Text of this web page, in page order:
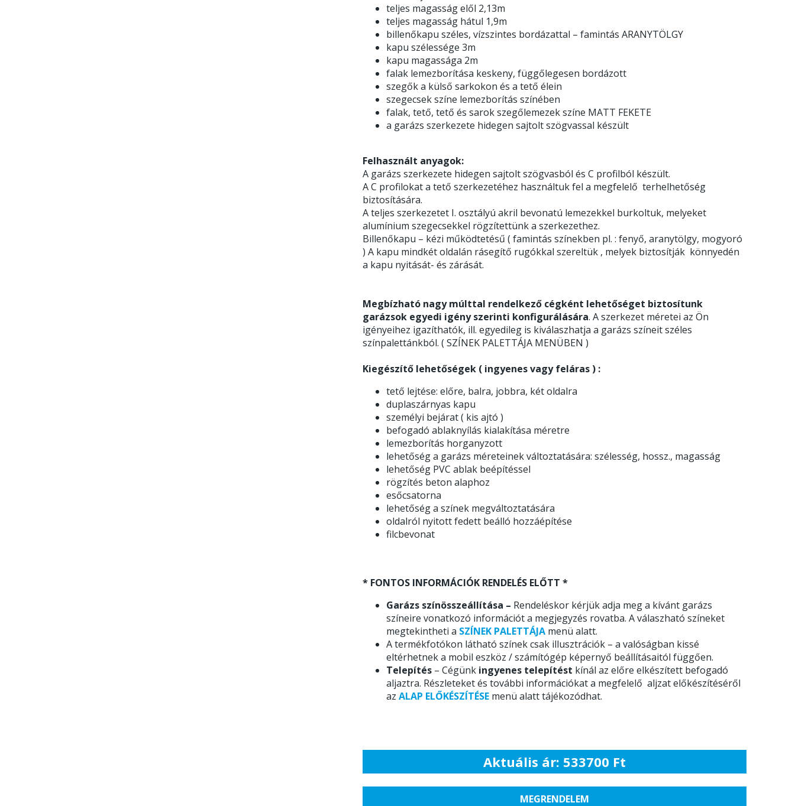
teljes magasság elől 2,13m
teljes magasság hátul 1,9m
billenőkapu széles, vízszintes bordázattal – famintás ARANYTÖLGY
kapu szélessége 3m
kapu magassága 2m
falak lemezborítása keskeny, függőlegesen bordázott
szegők a külső sarkokon és a tető élein
szegecsek színe lemezborítás színében
falak, tető, tető és sarok szegőlemezek színe MATT FEKETE
a garázs szerkezete hidegen sajtolt szögvassal készült
Felhasznált anyagok:
A garázs szerkezete hidegen sajtolt szögvasból és C profilból készült.
A C profilokat a tető szerkezetéhez használtuk fel a megfelelő terhelhetőség
biztosítására.
A teljes szerkezetet I. osztályú akril bevonatú lemezekkel burkoltuk, melyeket
alumínium szegecsekkel rögzítettünk a szerkezethez.
Billenőkapu – kézi működtetésű ( famintás színekben pl. : fenyő, aranytölgy, mogyoró
) A kapu mindkét oldalán rásegítő rugókkal szereltük , melyek biztosítják könnyedén
a kapu nyitását- és zárását.
Megbízható nagy múlttal rendelkező cégként lehetőséget biztosítunk
garázsok egyedi igény szerinti konfigurálására. A szerkezet méretei az Ön
igényeihez igazíthatók, ill. egyedileg is kiválaszhatja a garázs színeit széles
színpalettánkból. ( SZÍNEK PALETTÁJA MENÜBEN )
Kiegészítő lehetőségek ( ingyenes vagy feláras ) :
tető lejtése: előre, balra, jobbra, két oldalra
duplaszárnyas kapu
személyi bejárat ( kis ajtó )
befogadó ablaknyílás kialakítása méretre
lemezborítás horganyzott
lehetőség a garázs méreteinek változtatására: szélesség, hossz., magasság
lehetőség PVC ablak beépítéssel
rögzítés beton alaphoz
esőcsatorna
lehetőség a színek megváltoztatására
oldalról nyitott fedett beálló hozzáépítése
filcbevonat
* FONTOS INFORMÁCIÓK RENDELÉS ELŐTT *
Garázs színösszeállítása – Rendeléskor kérjük adja meg a kívánt garázs
színeire vonatkozó információt a megjegyzés rovatba. A válaszható színeket
megtekintheti a SZÍNEK PALETTÁJA menü alatt.
A termékfotókon látható színek csak illusztrációk – a valóságban kissé
eltérhetnek a mobil eszköz / számítógép képernyő beállításaitól függően.
Telepítés – Cégünk ingyenes telepítést kínál az előre elkészített befogadó
aljaztra. Részleteket és további információkat a megfelelő aljzat előkészítéséről
az ALAP ELŐKÉSZÍTÉSE menü alatt tájékozódhat.
Aktuális ár: 533700 Ft
MEGRENDELEM